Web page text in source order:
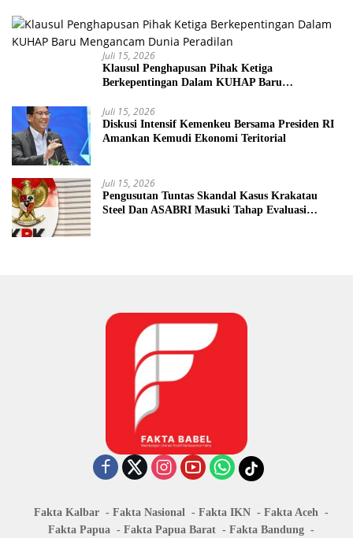
Juli 15, 2026
Klausul Penghapusan Pihak Ketiga
Berkepentingan Dalam KUHAP Baru
Juli 15, 2026
Diskusi Intensif Kemenkeu Bersama Presiden RI
Amankan Kemudi Ekonomi Teritorial
Juli 15, 2026
Pengusutan Tuntas Skandal Kasus Krakatau
Steel Dan ASABRI Masuki Tahap Evaluasi
Fakta Kalbar Fakta Nasional Fakta IKN
Fakta Aceh
Fakta Papua
Fakta Papua Barat Fakta Bandung